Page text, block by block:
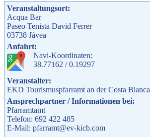
Veranstaltungsort:
Acqua Bar
Paseo Tenista David Ferrer
03738 Jávea
Anfahrt:
Navi-Koordinaten:
38.77162 / 0.19297
Veranstalter:
EKD Tourismuspfarramt an der Costa Blanca
Ansprechpartner / Informationen bei:
Pfarramtamt
Telefon: 692 422 485
E-Mail: pfarramt@ev-kicb.com